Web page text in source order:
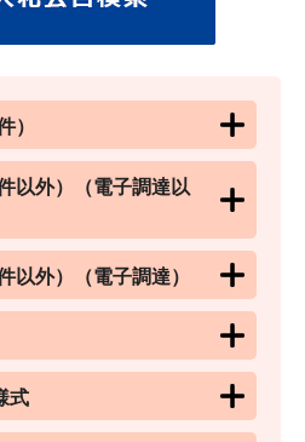
）
以外）（電子調達以
以外）（電子調達）
式